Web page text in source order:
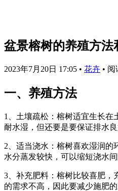
盆景榕树的养殖方法
2023年7月20日 17:05 • 花卉 • 阅
一、养殖方法
1、土壤疏松：榕树适宜生长
耐水湿，但还要是要保证排水
2、适当浇水：榕树喜欢湿润
水分蒸发较快，可以缩短浇水
3、补充肥料：榕树比较喜肥，
的需求不高，因此要减少施肥的